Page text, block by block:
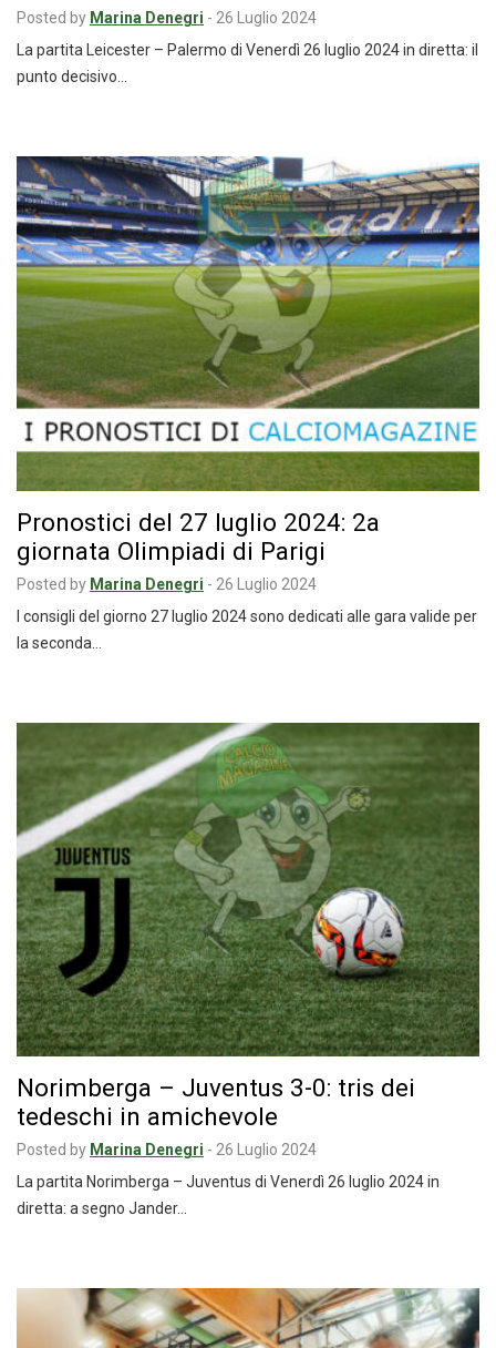
Posted by Marina Denegri - 26 Luglio 2024
La partita Leicester – Palermo di Venerdì 26 luglio 2024 in diretta: il
punto decisivo…
Pronostici del 27 luglio 2024: 2a
giornata Olimpiadi di Parigi
Posted by Marina Denegri - 26 Luglio 2024
I consigli del giorno 27 luglio 2024 sono dedicati alle gara valide per
la seconda…
Norimberga – Juventus 3-0: tris dei
tedeschi in amichevole
Posted by Marina Denegri - 26 Luglio 2024
La partita Norimberga – Juventus di Venerdì 26 luglio 2024 in
diretta: a segno Jander…